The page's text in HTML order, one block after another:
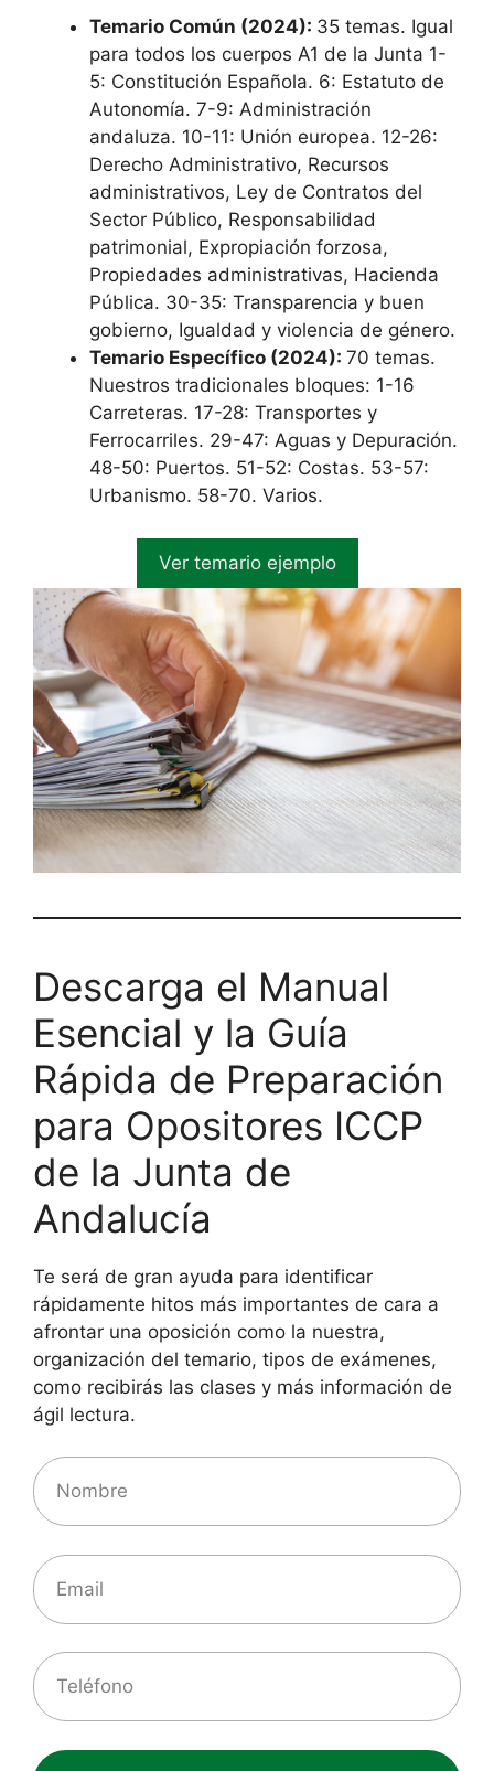
Temario Común (2024): 35 temas. Igual
para todos los cuerpos A1 de la Junta 1-
5: Constitución Española. 6: Estatuto de
Autonomía. 7-9: Administración
andaluza. 10-11: Unión europea. 12-26:
Derecho Administrativo, Recursos
administrativos, Ley de Contratos del
Sector Público, Responsabilidad
patrimonial, Expropiación forzosa,
Propiedades administrativas, Hacienda
Pública. 30-35: Transparencia y buen
gobierno, Igualdad y violencia de género.
Temario Específico (2024): 70 temas.
Nuestros tradicionales bloques: 1-16
Carreteras. 17-28: Transportes y
Ferrocarriles. 29-47: Aguas y Depuración.
48-50: Puertos. 51-52: Costas. 53-57:
Urbanismo. 58-70. Varios.
Ver temario ejemplo
Descarga el Manual
Esencial y la Guía
Rápida de Preparación
para Opositores ICCP
de la Junta de
Andalucía
Te será de gran ayuda para identificar
rápidamente hitos más importantes de cara a
afrontar una oposición como la nuestra,
organización del temario, tipos de exámenes,
como recibirás las clases y más información de
ágil lectura.